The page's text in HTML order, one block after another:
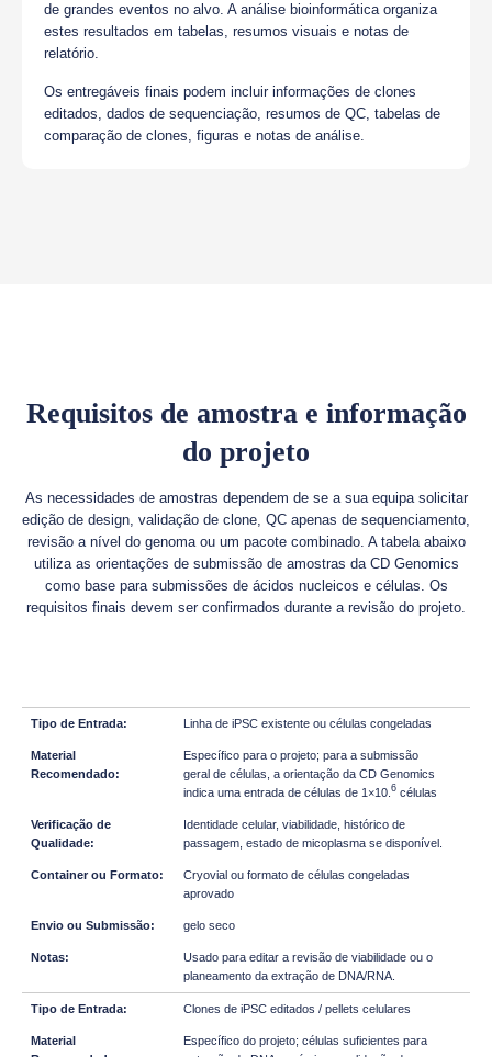
de grandes eventos no alvo. A análise bioinformática organiza
estes resultados em tabelas, resumos visuais e notas de
relatório.
Os entregáveis finais podem incluir informações de clones
editados, dados de sequenciação, resumos de QC, tabelas de
comparação de clones, figuras e notas de análise.
Requisitos de amostra e informação
do projeto
As necessidades de amostras dependem de se a sua equipa solicitar
edição de design, validação de clone, QC apenas de sequenciamento,
revisão a nível do genoma ou um pacote combinado. A tabela abaixo
utiliza as orientações de submissão de amostras da CD Genomics
como base para submissões de ácidos nucleicos e células. Os
requisitos finais devem ser confirmados durante a revisão do projeto.
Linha de iPSC existente ou células congeladas
Específico para o projeto; para a submissão
geral de células, a orientação da CD Genomics
indica uma entrada de células de 1×10. 6células
Identidade celular, viabilidade, histórico de
passagem, estado de micoplasma se disponível.
Cryovial ou formato de células congeladas
aprovado
gelo seco
Usado para editar a revisão de viabilidade ou o
planeamento da extração de DNA/RNA.
Clones de iPSC editados / pellets celulares
Específico do projeto; células suficientes para